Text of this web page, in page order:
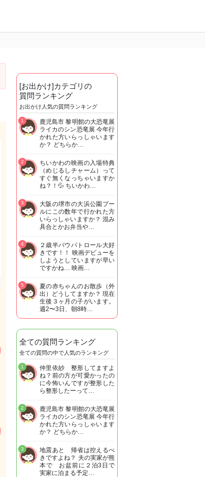
[お出かけ]カテゴリの
質問ランキング
お出かけ人気の質問ランキング
鹿児島市 黎明館の大恐竜展
ライカのシン恐竜展 今年行
かれた方いらっしゃいます
か？ どちらか…
1
ちいかわの映画の入場特典
（めじるしチャーム）って
すぐ無くなっちゃいますか
ね？！💦 ちいかわ…
2
大阪の堺市の大浜公園プー
ルにこの数年で行かれた方
いらっしゃいますか？ 混み
具合とかお弁当や…
3
２歳半パウパトロール大好
きです！！ 映画デビューを
しようとしていますが早い
ですかね… 映画…
4
夏の赤ちゃんのお散歩（外
出）どうしてますか？ 現在
生後３ヶ月の子がいます。
週2〜3日、朝8時…
5
全ての質問ランキング
全ての質問の中で人気のランキング
仲里依紗 整形してますよ
ね？前の方が可愛かったの
に今怖いんですが整形した
ら整形したーって…
1
鹿児島市 黎明館の大恐竜展
ライカのシン恐竜展 今年行
かれた方いらっしゃいます
か？ どちらか…
2
地震あと 帰省は控えるべ
きですよね？ 夫の実家が熊
本で お盆前に２泊3日で
実家に泊まる予定…
3